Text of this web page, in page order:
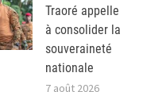
Traoré appelle
à consolider la
souveraineté
nationale
7 août 2026